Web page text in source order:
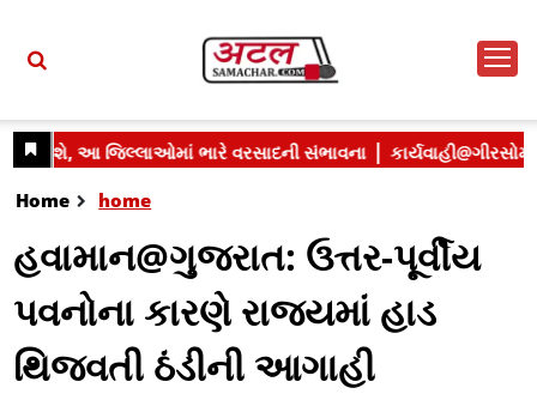
Home home
હવામાન@ગુજરાત: ઉત્તર-પૂર્વીય
પવનોના કારણે રાજ્યમાં હાડ
થિજવતી ઠંડીની આગાહી